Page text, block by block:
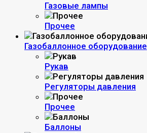
Газовые лампы
Прочее
Газобаллонное оборудование
Рукав
Регуляторы давления
Прочее
Баллоны